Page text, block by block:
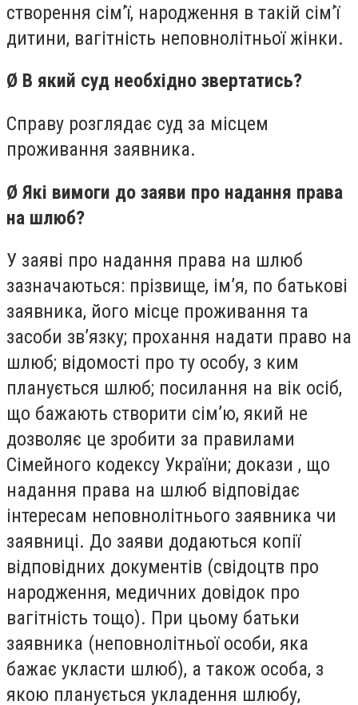
створення сім’ї, народження в такій сім’ї
дитини, вагітність неповнолітньої жінки.
Ø В який суд необхідно звертатись?
Справу розглядає суд за місцем
проживання заявника.
Ø Які вимоги до заяви про надання права
на шлюб?
У заяві про надання права на шлюб
зазначаються: прізвище, ім’я, по батькові
заявника, його місце проживання та
засоби зв’язку; прохання надати право на
шлюб; відомості про ту особу, з ким
планується шлюб; посилання на вік осіб,
що бажають створити сім’ю, який не
дозволяє це зробити за правилами
Сімейного кодексу України; докази , що
надання права на шлюб відповідає
інтересам неповнолітнього заявника чи
заявниці. До заяви додаються копії
відповідних документів (свідоцтв про
народження, медичних довідок про
вагітність тощо). При цьому батьки
заявника (неповнолітньої особи, яка
бажає укласти шлюб), а також особа, з
якою планується укладення шлюбу,